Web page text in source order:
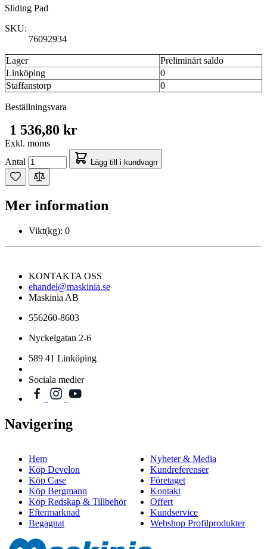
Sliding Pad
SKU:
76092934
Lager
Preliminärt saldo
Linköping
0
Staffanstorp
0
Beställningsvara
1 536,80 kr
Exkl. moms
Antal
Lägg till i kundvagn
Mer information
Vikt(kg): 0
KONTAKTA OSS
ehandel@maskinia.se
Maskinia AB
556260-8603
Nyckelgatan 2-6
589 41 Linköping
Sociala medier
Navigering
Hem
Köp Develon
Köp Case
Köp Bergmann
Köp Redskap & Tillbehör
Eftermarknad
Begagnat
Nyheter & Media
Kundreferenser
Företaget
Kontakt
Offert
Kundservice
Webshop Profilprodukter